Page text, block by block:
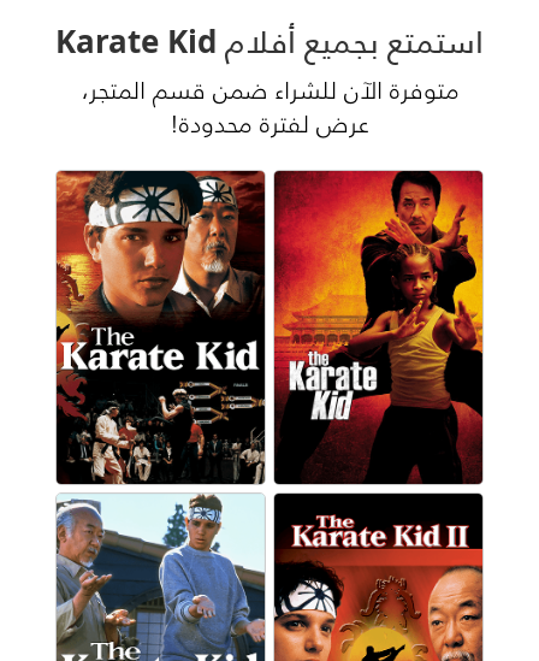
استمتع بجميع أفلام Karate Kid
متوفرة الآن للشراء ضمن قسم المتجر،
عرض لفترة محدودة!